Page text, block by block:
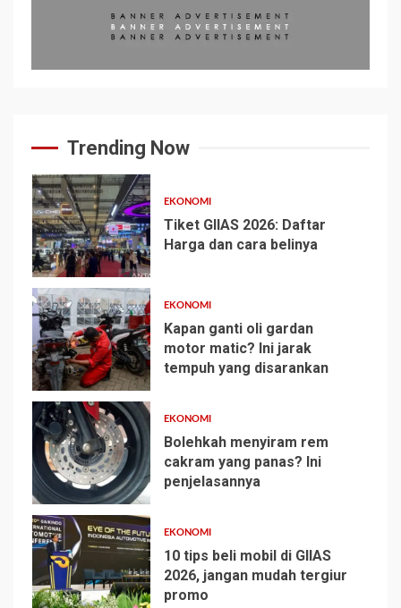
Trending Now
1
EKONOMI
Tiket GIIAS 2026: Daftar
Harga dan cara belinya
2
EKONOMI
Kapan ganti oli gardan
motor matic? Ini jarak
tempuh yang disarankan
3
EKONOMI
Bolehkah menyiram rem
cakram yang panas? Ini
penjelasannya
4
EKONOMI
10 tips beli mobil di GIIAS
2026, jangan mudah tergiur
promo